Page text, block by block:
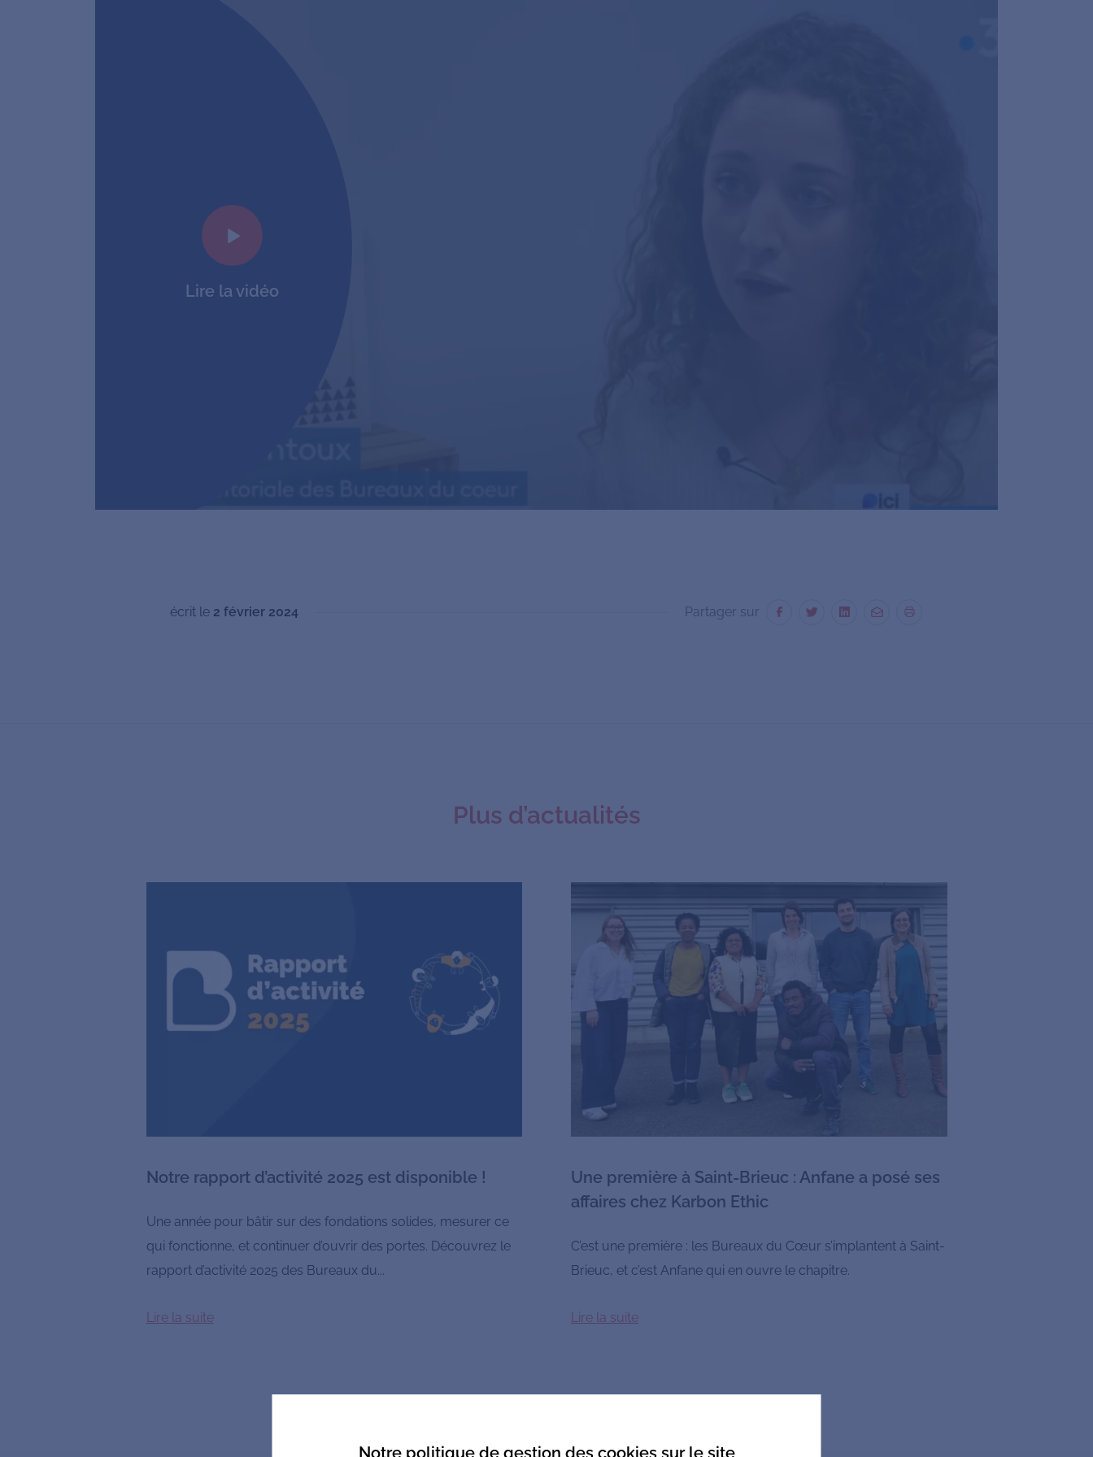
Lire la vidéo
écrit le 2 février 2024 Partager sur
Plus d’actualités
Notre rapport d’activité 2025 est disponible !
Une année pour bâtir sur des fondations solides, mesurer ce
qui fonctionne, et continuer d’ouvrir des portes. Découvrez le
rapport d’activité 2025 des Bureaux du...
Lire la suite
Une première à Saint-Brieuc : Anfane a posé ses
affaires chez Karbon Ethic
C’est une première : les Bureaux du Cœur s’implantent à Saint-
Brieuc, et c’est Anfane qui en ouvre le chapitre.
Lire la suite
Notre politique de gestion des cookies sur le site